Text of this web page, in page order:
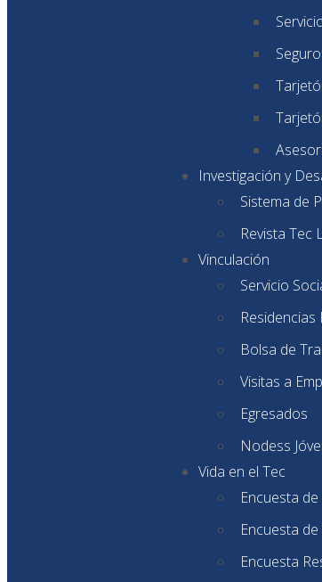
Investigación y
Sistema de
Revista Tec
Vinculación
Servicio
Bolsa de
Visitas a
Egresados
Nodess
Vida en el Tec
Encuesta
Encuesta
Encuesta